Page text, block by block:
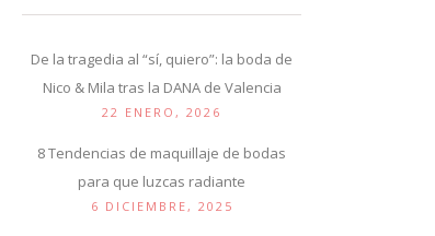
De la tragedia al “sí, quiero”: la boda de
Nico & Mila tras la DANA de Valencia
22 ENERO, 2026
8 Tendencias de maquillaje de bodas
para que luzcas radiante
6 DICIEMBRE, 2025